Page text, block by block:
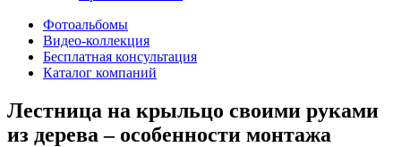
Фотоальбомы
Видео-коллекция
Бесплатная консультация
Каталог компаний
Лестница на крыльцо своими руками
из дерева – особенности монтажа